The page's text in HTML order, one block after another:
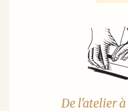
De l'atelier